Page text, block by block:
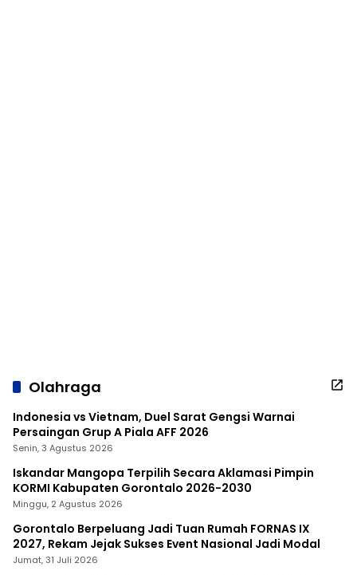
Olahraga
Indonesia vs Vietnam, Duel Sarat Gengsi Warnai
Persaingan Grup A Piala AFF 2026
Senin, 3 Agustus 2026
Iskandar Mangopa Terpilih Secara Aklamasi Pimpin
KORMI Kabupaten Gorontalo 2026-2030
Minggu, 2 Agustus 2026
Gorontalo Berpeluang Jadi Tuan Rumah FORNAS IX
2027, Rekam Jejak Sukses Event Nasional Jadi Modal
Jumat, 31 Juli 2026